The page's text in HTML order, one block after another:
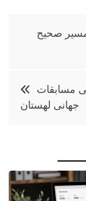
مسیر صحیح
مسابقات
جهانی لهستان